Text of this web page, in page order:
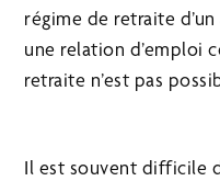
régime de retraite
une relation d’emploi
retraite n’est pas
Il est souvent difficile